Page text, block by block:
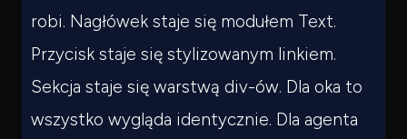
robi. Nagłówek staje się modułem Text.
Przycisk staje się stylizowanym linkiem.
Sekcja staje się warstwą div-ów. Dla oka to
wszystko wygląda identycznie. Dla agenta